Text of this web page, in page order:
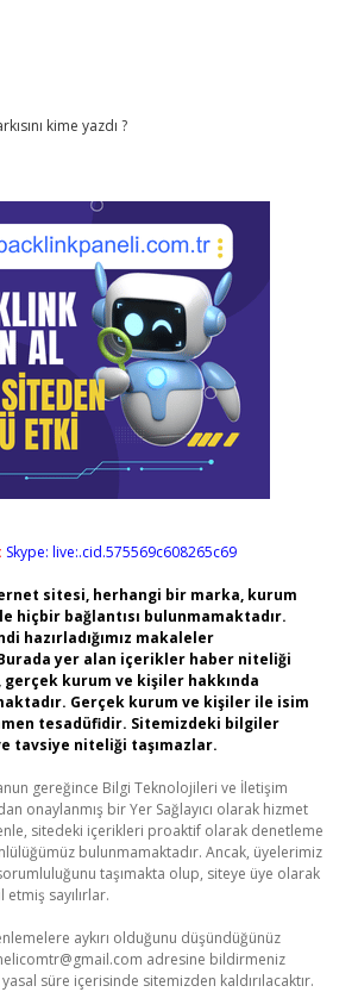
kime yazdı ?
Skype: live:.cid.575569c608265c69
sitesi, herhangi bir marka, kurum
hiçbir bağlantısı bulunmamaktadır.
hazırladığımız makaleler
yer alan içerikler haber niteliği
gerçek kurum ve kişiler hakkında
Gerçek kurum ve kişiler ile isim
tesadüfidir. Sitemizdeki bilgiler
tavsiye niteliği taşımazlar.
gereğince Bilgi Teknolojileri ve İletişim
onaylanmış bir Yer Sağlayıcı olarak hizmet
sitedeki içerikleri proaktif olarak denetleme
bulunmamaktadır. Ancak, üyelerimiz
taşımakta olup, siteye üye olarak
sayılırlar.
aykırı olduğunu düşündüğünüz
adresine bildirmeniz
süre içerisinde sitemizden kaldırılacaktır.